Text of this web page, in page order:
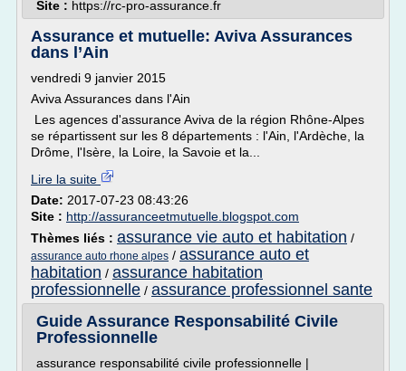
Site : https://rc-pro-assurance.fr
Assurance et mutuelle: Aviva Assurances
dans l’Ain
vendredi 9 janvier 2015
Aviva Assurances dans l'Ain
Les agences d'assurance Aviva de la région Rhône-Alpes
se répartissent sur les 8 départements : l'Ain, l'Ardèche, la
Drôme, l'Isère, la Loire, la Savoie et la...
Lire la suite
Date: 2017-07-23 08:43:26
Site : http://assuranceetmutuelle.blogspot.com
Thèmes liés : assurance vie auto et habitation /
assurance auto rhone alpes / assurance auto et
habitation / assurance habitation
professionnelle / assurance professionnel sante
Guide Assurance Responsabilité Civile
Professionnelle
assurance responsabilité civile professionnelle |